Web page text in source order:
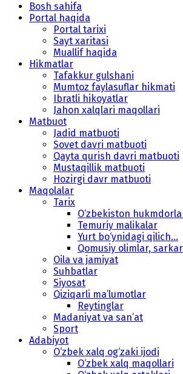
Bosh sahifa
Portal haqida
Portal tarixi
Sayt xaritasi
Muallif haqida
Hikmatlar
Tafakkur gulshani
Mumtoz faylasuflar hikmati
Ibratli hikoyatlar
Jahon xalqlari maqollari
Matbuot
Jadid matbuoti
Sovet davri matbuoti
Qayta qurish davri matbuoti
Mustaqillik matbuoti
Hozirgi davr matbuoti
Maqolalar
Tarix
O‘zbekiston
Temuriy malikalar
Yurt bo‘ynidagi qilich...
Qomusiy olimlar,
Oila va jamiyat
Suhbatlar
Siyosat
Qiziqarli ma’lumotlar
Reytinglar
Madaniyat va san’at
Sport
Adabiyot
O‘zbek xalq og‘zaki ijodi
O‘zbek xalq maqollari